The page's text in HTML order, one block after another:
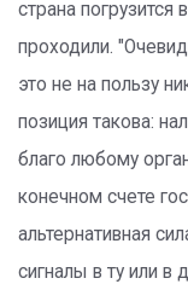
страна
проходили.
это не на пользу
позиция такова:
благо любому
конечном счете
альтернативная
сигналы в ту или в